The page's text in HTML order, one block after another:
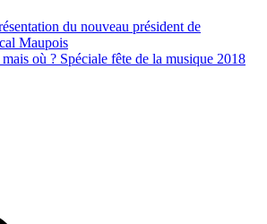
du nouveau président de
Maupois
où ? Spéciale fête de la musique 2018